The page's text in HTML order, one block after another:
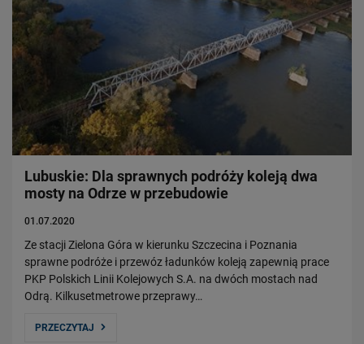
Lubuskie: Dla sprawnych podróży koleją dwa
mosty na Odrze w przebudowie
01.07.2020
Ze stacji Zielona Góra w kierunku Szczecina i Poznania
sprawne podróże i przewóz ładunków koleją zapewnią prace
PKP Polskich Linii Kolejowych S.A. na dwóch mostach nad
Odrą. Kilkusetmetrowe przeprawy…
PRZECZYTAJ